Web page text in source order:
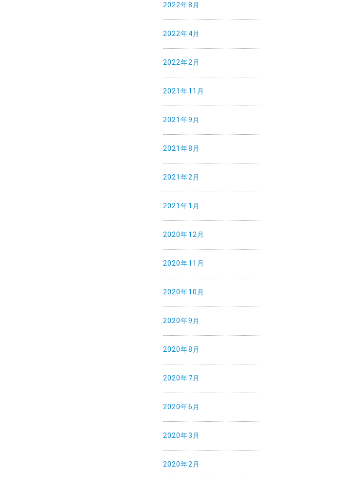
2022年8月
2022年4月
2022年2月
2021年11月
2021年9月
2021年8月
2021年2月
2021年1月
2020年12月
2020年11月
2020年10月
2020年9月
2020年8月
2020年7月
2020年6月
2020年3月
2020年2月